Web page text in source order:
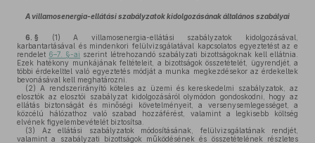
A villamosenergia-ellátási szabályzatok kidolgozásának általános szabályai
6. § (1) A villamosenergia-ellátási szabályzatok kidolgozásával,
karbantartásával és mindenkori felülvizsgálatával kapcsolatos egyeztetést az e
rendelet 6–7. §-ai szerint létrehozandó szabályzati bizottságoknak kell ellátnia.
Ezek hatékony munkájának feltételeit, a bizottságok összetételét, ügyrendjét, a
többi érdekelttel való egyeztetés módját a munka megkezdésekor az érdekeltek
bevonásával kell meghatározni.
(2) A rendszerirányító köteles az üzemi és kereskedelmi szabályzatok, az
elosztók az elosztói szabályzat kidolgozásáról olymódon gondoskodni, hogy az
ellátás biztonságát és minőségi követelményeit, a versenysemlegességet, a
közcélú hálózathoz való szabad hozzáférést, valamint a legkisebb költség
elvének figyelembevételét biztosítsa.
(3) Az ellátási szabályzatok módosításának, felülvizsgálatának rendjét,
valamint a szabályzati bizottságok működésének és összetételének részletes